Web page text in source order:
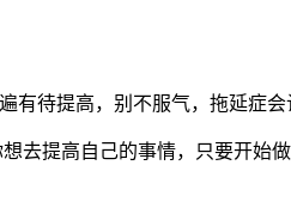
有待提高，别不服气，拖延症
去提高自己的事情，只要开始